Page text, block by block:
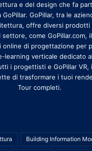
e del design che fa
GoPillar, tra le
offre diversi
come GoPillar.com,
online di progettazione per
learning verticale dedicato
i progettisti e GoPillar VR,
di trasformare i tuoi
Tour completi.
Building Information